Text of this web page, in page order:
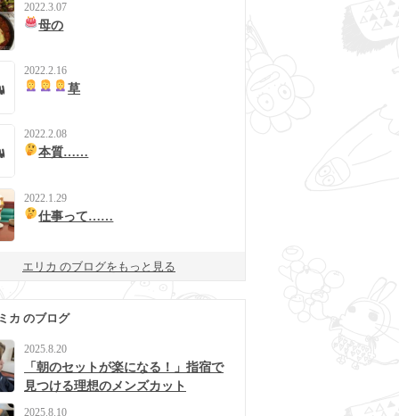
2022.3.07
母の
2022.2.16
草
2022.2.08
本質……
2022.1.29
仕事って……
エリカ のブログをもっと見る
カ のブログ
2025.8.20
「朝のセットが楽になる！」指宿で
見つける理想のメンズカット
2025.8.10